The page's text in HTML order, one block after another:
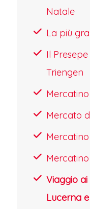
di
graticcio
periodo
luci e
quartiere
delle aree
Natale
La più
Il
Triengen
Mercato
Viaggio
Lucerna